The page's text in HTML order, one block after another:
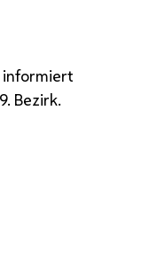
informiert
Bezirk.